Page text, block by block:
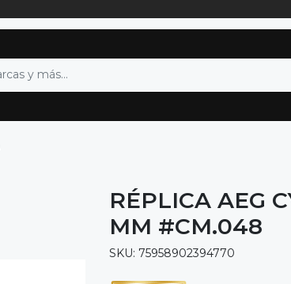
RÉPLICA AEG
MM #CM.048
SKU: 75958902394770